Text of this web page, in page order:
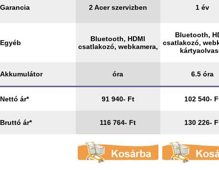
Garancia 2 Acer szervizben 1 év
Egyéb
Bluetooth, HDMI
csatlakozó, webkamera,
Bluetooth,
csatlakozó,
Akkumulátor óra 6.5 óra
Nettó ár* 91 940- Ft 102 540-
Bruttó ár* 116 764- Ft 130 226-